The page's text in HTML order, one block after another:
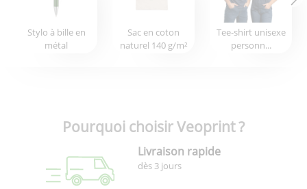
Stylo à bille en
métal
Sac en coton
naturel 140 g/m²
Tee-shirt unisexe
personn...
Pourquoi choisir Veoprint ?
Livraison rapide
dès 3 jours